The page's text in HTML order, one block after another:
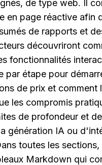
de type web. Il
en page réactive afin
de rapports et
découvriront
fonctionnalités
par étape pour
de prix et
les compromis
de profondeur et
génération IA ou
toutes les
Markdown qui